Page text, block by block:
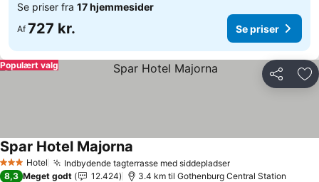
Se priser fra 17 hjemmesider
Af 727 kr. Se priser
Del
Populært valg
3 StjernerHotel Indbydende tagterrasse med siddepladserSe priser
Spar Hotel Majorna
8,3 Meget godt 12.424 3.4 km til Gothenburg Central Station